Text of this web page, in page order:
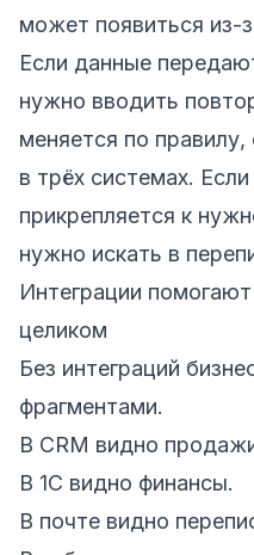
может появиться из-
Если данные
нужно вводить
меняется по
в трёх системах.
прикрепляется к
нужно искать в
Интеграции
целиком
Без интеграций
фрагментами.
В CRM видно
В 1С видно финансы.
В почте видно